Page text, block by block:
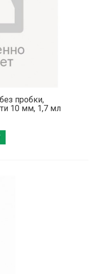
пробки,
10 мм, 1,7 мл